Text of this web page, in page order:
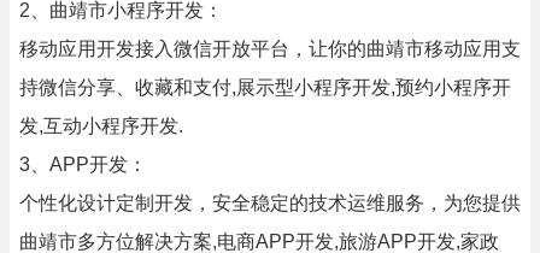
2、曲靖市小程序开发：
移动应用开发接入微信开放平台，让你的曲靖市移动应用支
持微信分享、收藏和支付,展示型小程序开发,预约小程序开
发,互动小程序开发.
3、APP开发：
个性化设计定制开发，安全稳定的技术运维服务，为您提供
曲靖市多方位解决方案,电商APP开发,旅游APP开发,家政